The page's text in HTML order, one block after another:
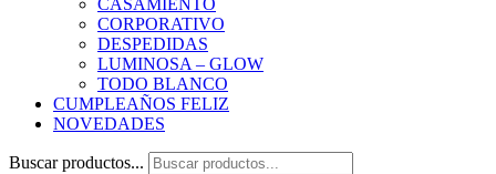
CASAMIENTO
CORPORATIVO
DESPEDIDAS
LUMINOSA – GLOW
TODO BLANCO
CUMPLEAÑOS FELIZ
NOVEDADES
Buscar productos...